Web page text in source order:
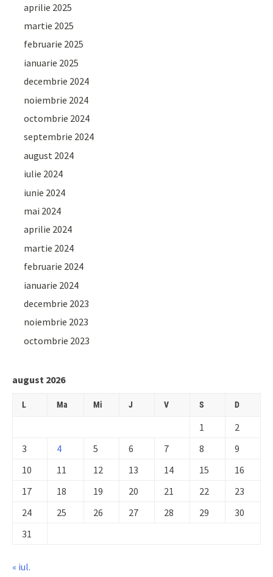
aprilie 2025
martie 2025
februarie 2025
ianuarie 2025
decembrie 2024
noiembrie 2024
octombrie 2024
septembrie 2024
august 2024
iulie 2024
iunie 2024
mai 2024
aprilie 2024
martie 2024
februarie 2024
ianuarie 2024
decembrie 2023
noiembrie 2023
octombrie 2023
august 2026
L Ma Mi J V S D
1
2
3
4 5 6 7 8
9
10
11 12 13 14 15
16
17
18 19 20 21 22
23
24
25 26 27 28 29
30
31
« iul.